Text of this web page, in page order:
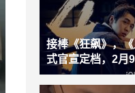
接棒《狂飙》，
式官宣定档，2月